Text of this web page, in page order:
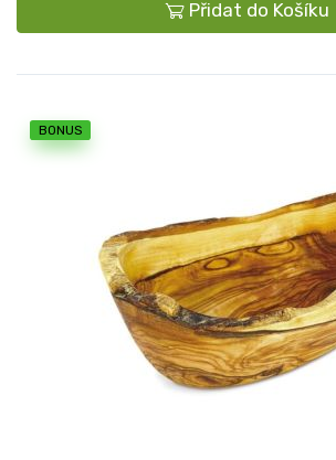
Přidat do Košíku
BONUS